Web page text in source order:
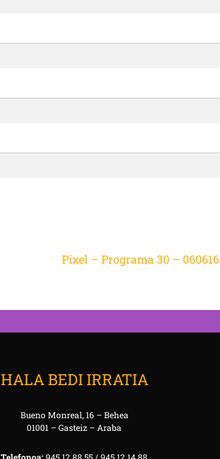
Pixel – Programa 30 – 060616
HALA BEDI IRRATIA
Bueno Monreal, 16 – Behea
01001 – Gasteiz – Araba